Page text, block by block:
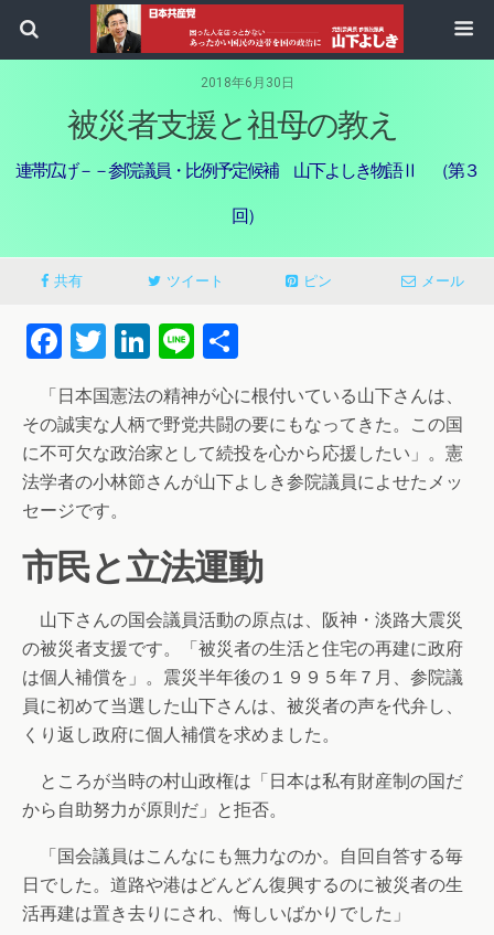
2018年6月30日
被災者支援と祖母の教え
連帯広げ－－参院議員・比例予定候補 山下よしき物語Ⅱ （第３
回）
共有 ツイート ピン メール
Facebook
Twitter
LinkedIn
Line
有
「日本国憲法の精神が心に根付いている山下さんは、
その誠実な人柄で野党共闘の要にもなってきた。この国
に不可欠な政治家として続投を心から応援したい」。憲
法学者の小林節さんが山下よしき参院議員によせたメッ
セージです。
市民と立法運動
山下さんの国会議員活動の原点は、阪神・淡路大震災
の被災者支援です。「被災者の生活と住宅の再建に政府
は個人補償を」。震災半年後の１９９５年７月、参院議
員に初めて当選した山下さんは、被災者の声を代弁し、
くり返し政府に個人補償を求めました。
ところが当時の村山政権は「日本は私有財産制の国だ
から自助努力が原則だ」と拒否。
「国会議員はこんなにも無力なのか。自回自答する毎
日でした。道路や港はどんどん復興するのに被災者の生
活再建は置き去りにされ、悔しいばかりでした」